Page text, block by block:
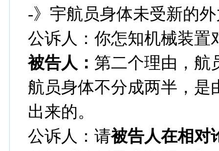
-》宇航员身体未受新的
公诉人：你怎知机械装置
被告人： 第二个理由，航
航员身体不分成两半，是
出来的。
公诉人：请被告人在相对